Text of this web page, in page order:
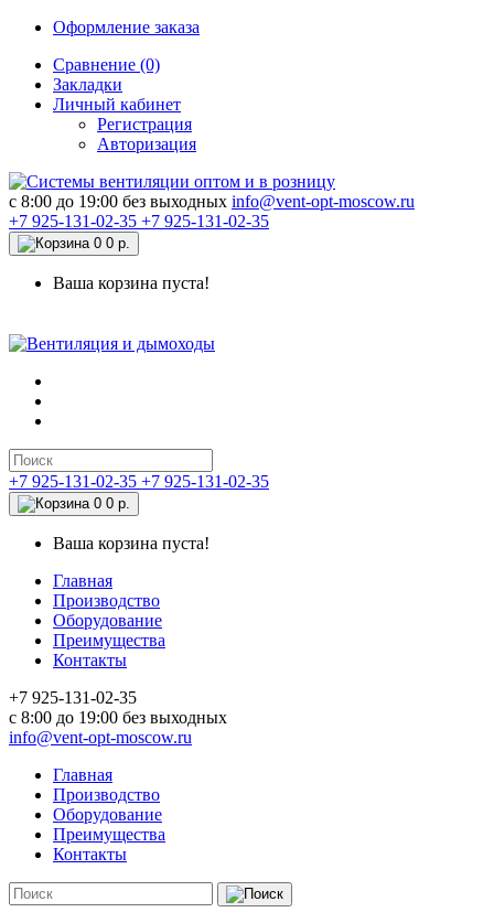
Оформление заказа
Сравнение (0)
Закладки
Личный кабинет
Регистрация
Авторизация
c 8:00 до 19:00 без выходных info@vent-opt-moscow.ru
+7 925-131-02-35 +7 925-131-02-35
0 0 р.
Ваша корзина пуста!
+7 925-131-02-35 +7 925-131-02-35
0 0 р.
Ваша корзина пуста!
Главная
Производство
Оборудование
Преимущества
Контакты
+7 925-131-02-35
c 8:00 до 19:00 без выходных
info@vent-opt-moscow.ru
Главная
Производство
Оборудование
Преимущества
Контакты